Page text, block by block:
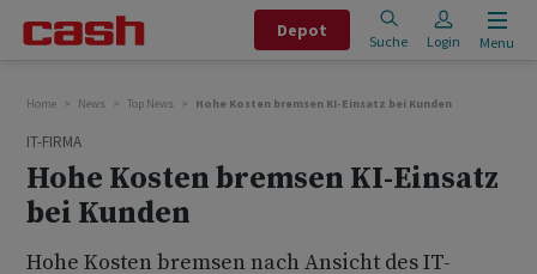
Depot
Suche Login Menu
Home News Top News Hohe Kosten bremsen KI-Einsatz bei Kunden
IT-FIRMA
Hohe Kosten bremsen KI-Einsatz
bei Kunden
Hohe Kosten bremsen nach Ansicht des IT-